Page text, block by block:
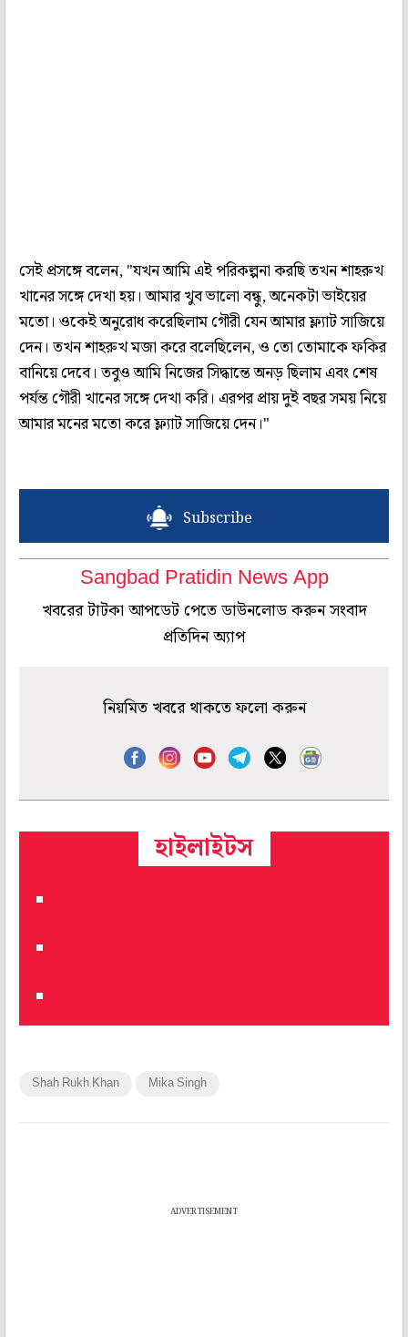
সেই প্রসঙ্গে বলেন, "যখন আমি এই পরিকল্পনা করছি তখন শাহরুখ
খানের সঙ্গে দেখা হয়। আমার খুব ভালো বন্ধু, অনেকটা ভাইয়ের
মতো। ওকেই অনুরোধ করেছিলাম গৌরী যেন আমার ফ্ল্যাট সাজিয়ে
দেন। তখন শাহরুখ মজা করে বলেছিলেন, ও তো তোমাকে ফকির
বানিয়ে দেবে। তবুও আমি নিজের সিদ্ধান্তে অনড় ছিলাম এবং শেষ
পর্যন্ত গৌরী খানের সঙ্গে দেখা করি। এরপর প্রায় দুই বছর সময় নিয়ে
আমার মনের মতো করে ফ্ল্যাট সাজিয়ে দেন।"
Subscribe
Sangbad Pratidin News App
খবরের টাটকা আপডেট পেতে ডাউনলোড করুন সংবাদ
প্রতিদিন অ্যাপ
নিয়মিত খবরে থাকতে ফলো করুন
হাইলাইটস
Shah Rukh Khan Mika Singh
ADVERTISEMENT